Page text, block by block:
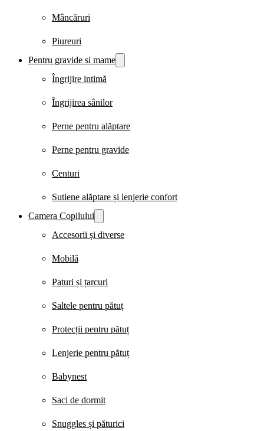
Mâncăruri
Piureuri
Pentru gravide si mame
Îngrijire intimă
Îngrijirea sânilor
Perne pentru alăptare
Perne pentru gravide
Centuri
Sutiene alăptare și lenjerie confort
Camera Copilului
Accesorii și diverse
Mobilă
Paturi și țarcuri
Saltele pentru pătuț
Protecții pentru pătuț
Lenjerie pentru pătuț
Babynest
Saci de dormit
Snuggles și păturici